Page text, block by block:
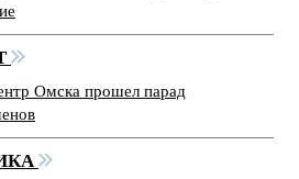
Омска прошел парад